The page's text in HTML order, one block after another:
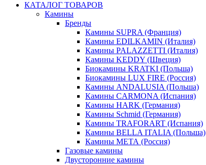
КАТАЛОГ ТОВАРОВ
Камины
Бренды
Камины SUPRA (Франция)
Камины EDILKAMIN (Италия)
Камины PALAZZETTI (Италия)
Камины KEDDY (Швеция)
Биокамины KRATKI (Польша)
Биокамины LUX FIRE (Россия)
Камины ANDALUSIA (Польша)
Камины CARMONA (Испания)
Камины HARK (Германия)
Камины Schmid (Германия)
Камины TRAFORART (Испания)
Камины BELLA ITALIA (Польша)
Камины МЕТА (Россия)
Газовые камины
Двусторонние камины